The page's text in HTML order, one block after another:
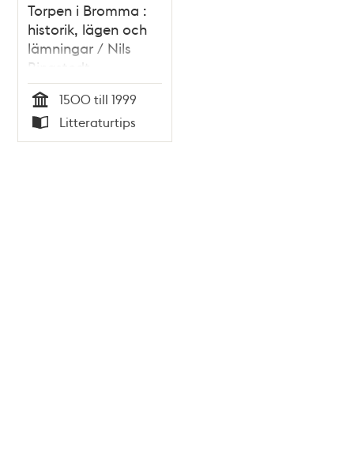
Torpen i Bromma :
historik, lägen och
lämningar / Nils
Ringstedt
Tid
1500 till 1999
Typ
Litteraturtips